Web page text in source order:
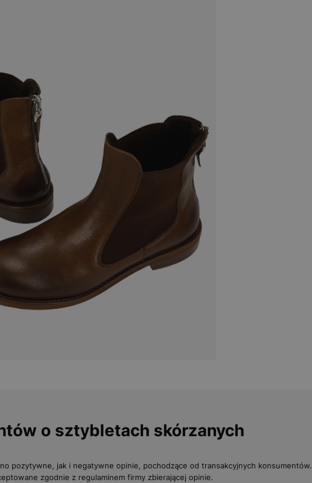
o sztybletach skórzanych
pozytywne, jak i negatywne opinie, pochodzące od transakcyjnych konsumentów.
zgodnie z regulaminem firmy zbierającej opinie.